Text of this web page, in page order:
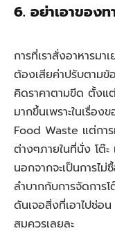
6. อย่าเอาของ
การที่เราสั่งอาหารมา
ต้องเสียค่าปรับตามข้
คิดราคาตามขีด ตั้ง
มากขึ้นเพราะในเรื่อ
Food Waste แต่การ
ต่างๆภายในที่นั่ง โต๊ะ
นอกจากจะเป็นการไ
ลำบากกับการจัดการ
ดันเจอสิ่งที่เอาไปซ่อ
สมควรเลยละ